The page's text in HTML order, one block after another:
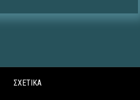
ΣΧΕΤΙΚΑ